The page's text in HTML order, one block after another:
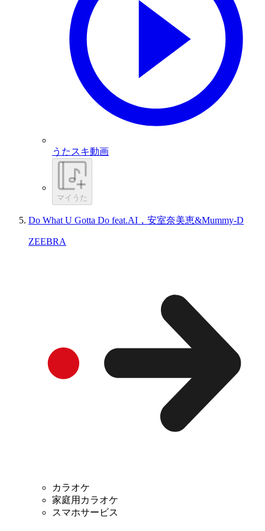
うたスキ動画
マイうた
Do What U Gotta Do feat.AI，安室奈美恵&Mummy-D
ZEEBRA
カラオケ
家庭用カラオケ
スマホサービス